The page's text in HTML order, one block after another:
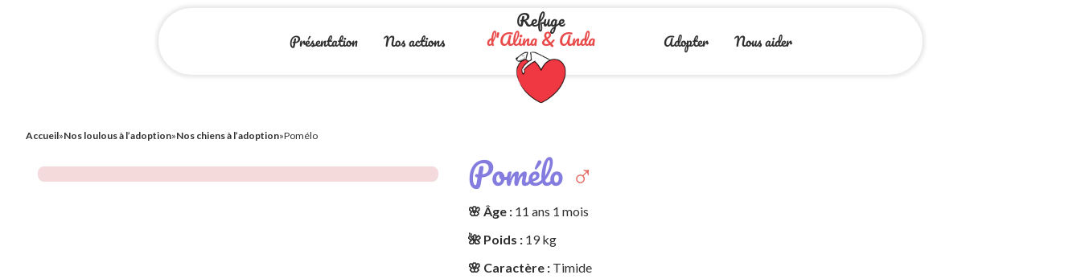
Refuge
d'Alina & Anda
Présentation Nos actions Adopter Nous aider
Accueil»Nos loulous à l’adoption»Nos chiens à l’adoption»Pomélo
Pomélo ♂️
🌸 Âge :11 ans 1 mois
🌺 Poids :19 kg
🌸 Caractère :Timide